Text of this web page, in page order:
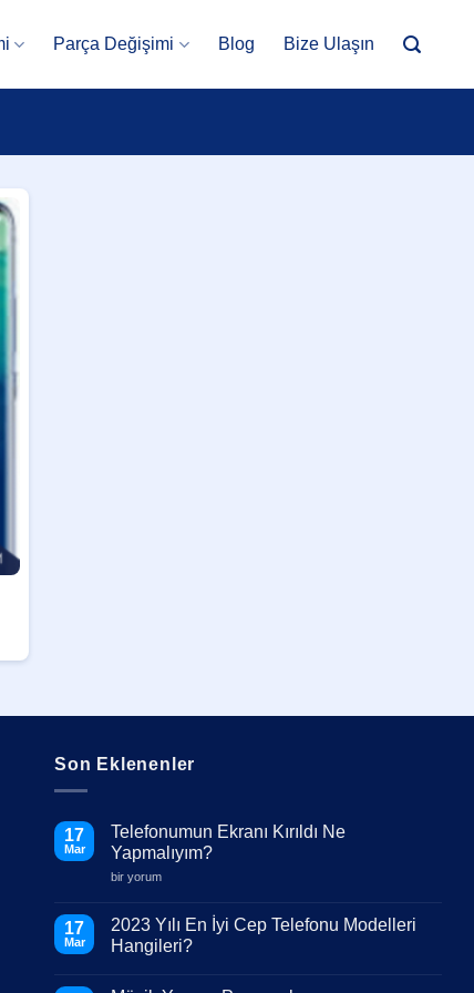
Parça Değişimi Blog Bize Ulaşın
Son Eklenenler
17
Mar
Telefonumun Ekranı Kırıldı Ne
Yapmalıyım?
Telefonumun
Ne
Yapmalıyım?
için
bir yorum
17
Mar
2023 Yılı En İyi Cep Telefonu Modelleri
Hangileri?